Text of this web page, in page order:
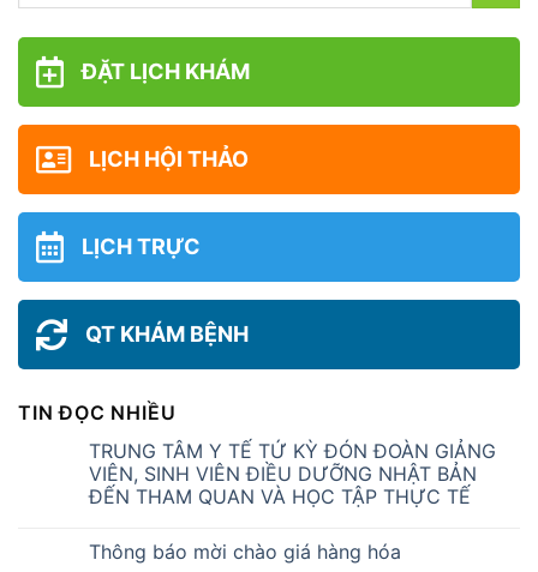
ĐẶT LỊCH KHÁM
LỊCH HỘI THẢO
LỊCH TRỰC
QT KHÁM BỆNH
TIN ĐỌC NHIỀU
TRUNG TÂM Y TẾ TỨ KỲ ĐÓN ĐOÀN GIẢNG
VIÊN, SINH VIÊN ĐIỀU DƯỠNG NHẬT BẢN
ĐẾN THAM QUAN VÀ HỌC TẬP THỰC TẾ
Thông báo mời chào giá hàng hóa